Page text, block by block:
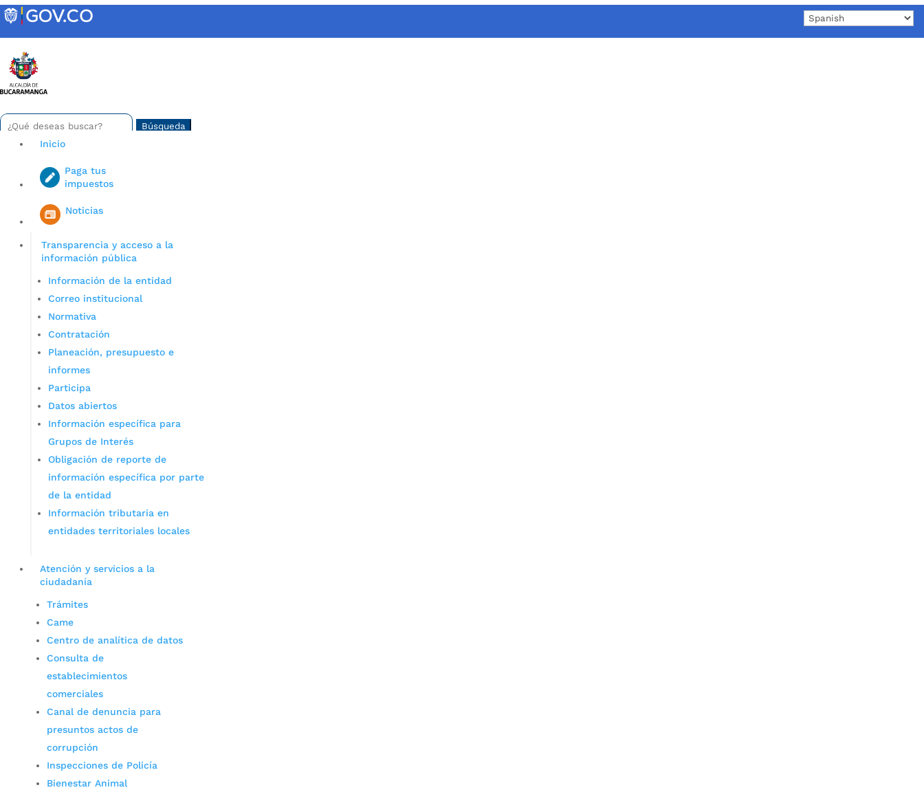
Skip
to
Buscar:
Search
for...
Iniciar sesión en gov co
Inicio
Paga tus
impuestos
Noticias
Transparencia y acceso a la
información pública
Información de la entidad
Correo institucional
Normativa
Contratación
Planeación, presupuesto e
informes
Participa
Datos abiertos
Información específica para
Grupos de Interés
Obligación de reporte de
información específica por parte
de la entidad
Información tributaria en
entidades territoriales locales
Atención y servicios a la
ciudadanía
Trámites
Came
Centro de analítica de datos
Consulta de
establecimientos
comerciales
Canal de denuncia para
presuntos actos de
corrupción
Inspecciones de Policía
Bienestar Animal